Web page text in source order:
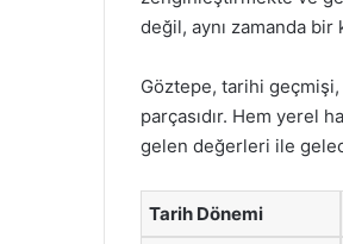
değil, aynı zamanda
Göztepe, tarihi
parçasıdır. Hem yerel
gelen değerleri ile
Tarih Dönemi